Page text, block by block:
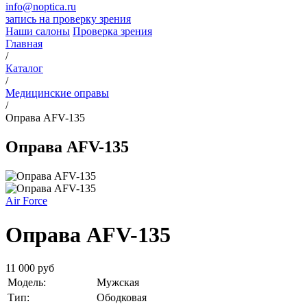
info@noptica.ru
запись на проверку зрения
Наши салоны Проверка зрения
Главная
/
Каталог
/
Медицинские оправы
/
Оправа AFV-135
Оправа AFV-135
Air Force
Оправа AFV-135
11 000 руб
Модель:
Мужская
Тип:
Ободковая